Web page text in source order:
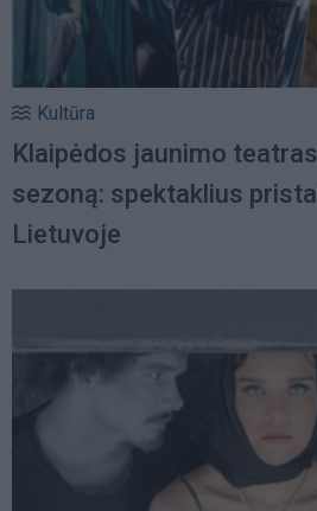
Kultūra
Klaipėdos jaunimo
sezoną: spektaklius
Lietuvoje